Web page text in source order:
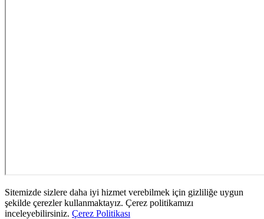
Sitemizde sizlere daha iyi hizmet verebilmek için gizliliğe uygun
şekilde çerezler kullanmaktayız. Çerez politikamızı
inceleyebilirsiniz. Çerez Politikası